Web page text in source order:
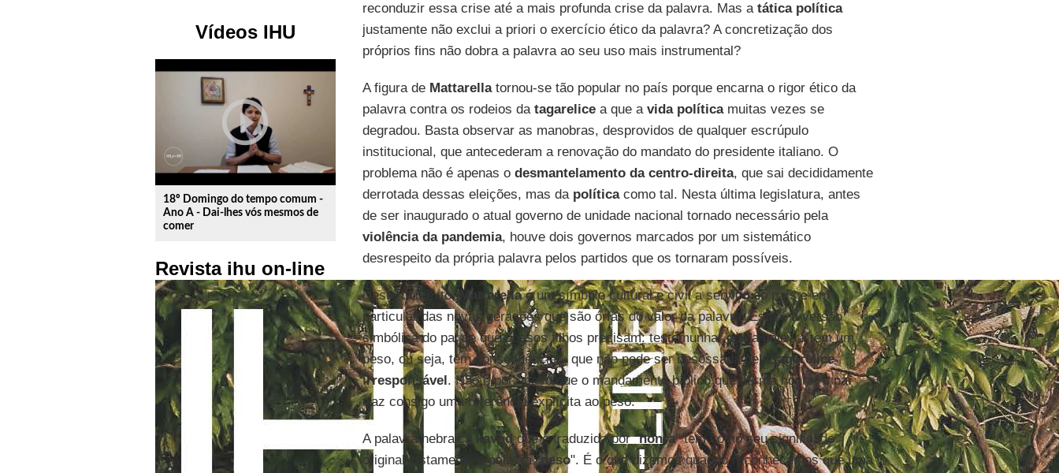
Vídeos IHU
play_circle_outline
18º Domingo do tempo comum -
Ano A - Dai-lhes vós mesmos de
comer
Revista ihu on-line
reconduzir essa crise até a mais profunda crise da palavra. Mas a tática política
justamente não exclui a priori o exercício ético da palavra? A concretização dos
próprios fins não dobra a palavra ao seu uso mais instrumental?
A figura de Mattarellatornou-se tão popular no país porque encarna o rigor ético da
palavra contra os rodeios da tagarelicea que a vida políticamuitas vezes se
degradou. Basta observar as manobras, desprovidos de qualquer escrúpulo
institucional, que antecederam a renovação do mandato do presidente italiano. O
problema não é apenas o desmantelamento da centro-direita, que sai decididamente
derrotada dessas eleições, mas da políticacomo tal. Nesta última legislatura, antes
de ser inaugurado o atual governo de unidade nacional tornado necessário pela
violência da pandemia, houve dois governos marcados por um sistemático
desrespeito da própria palavra pelos partidos que os tornaram possíveis.
Neste contexto,Mattarellaé um símbolo cultural e civil a serviço do país e em
particular das novas gerações que são órfãs do valor da palavra. Esta é a versão
simbólica do pai de que nossos filhos precisam: testemunhar que a palavra tem um
peso, ou seja, tem consequências, que não pode ser desossada pelatagarelice
irresponsável. Não é por acaso que o mandamento bíblico que afirma honrar o pai
traz consigo uma referência explícita ao peso.
A palavra hebraica kavòdque é traduzida por “honra” tem como seu significado
original justamente a palavra "peso". É o que dizemos quando reconhecemos que uma